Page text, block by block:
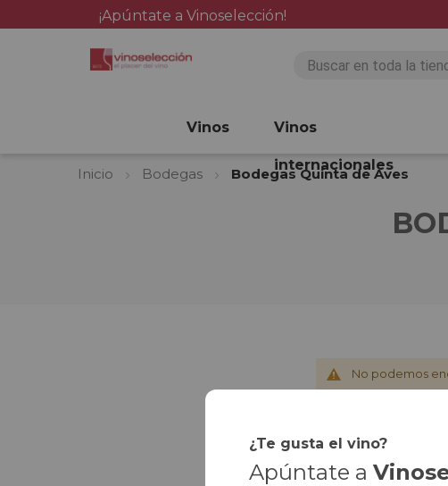
¡Apúntate a Vinoselección!
Vinos Vinos
internacionales
Inicio Bodegas Bodegas Quinta de Aves
No podemos
¿Te gusta el vino?
Apúntate a